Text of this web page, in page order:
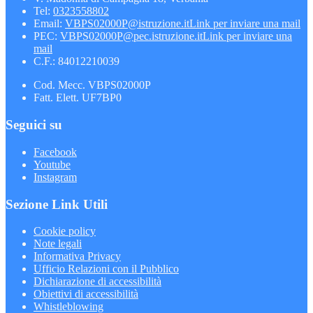
Tel: 0323558802
Email: VBPS02000P@istruzione.itLink per inviare una mail
PEC: VBPS02000P@pec.istruzione.itLink per inviare una
mail
C.F.: 84012210039
Cod. Mecc. VBPS02000P
Fatt. Elett. UF7BP0
Seguici su
Facebook
Youtube
Instagram
Sezione Link Utili
Cookie policy
Note legali
Informativa Privacy
Ufficio Relazioni con il Pubblico
Dichiarazione di accessibilità
Obiettivi di accessibilità
Whistleblowing